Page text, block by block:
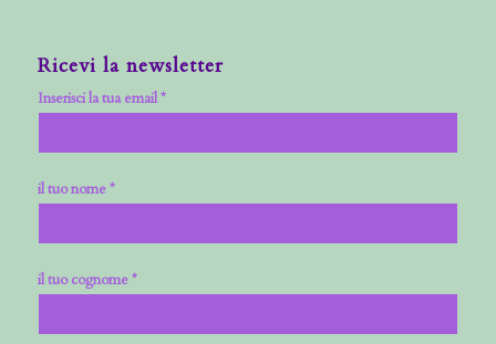
Ricevi la newsletter
Inserisci la tua email *
il tuo nome *
il tuo cognome *